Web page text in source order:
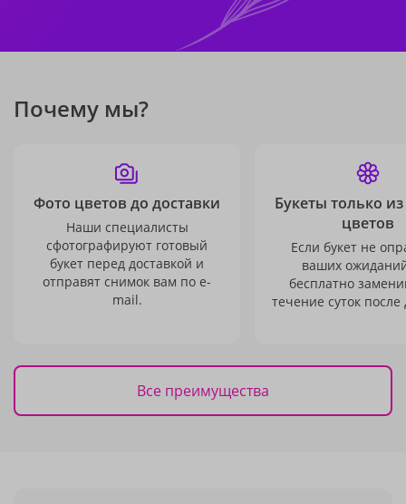
Почему мы?
Фото цветов до доставки
Наши специалисты
сфотографируют готовый
букет перед доставкой и
отправят снимок вам по e-
mail.
Букеты только
цветов
Если букет не
ваших
бесплатно
течение суток после
Все преимущества